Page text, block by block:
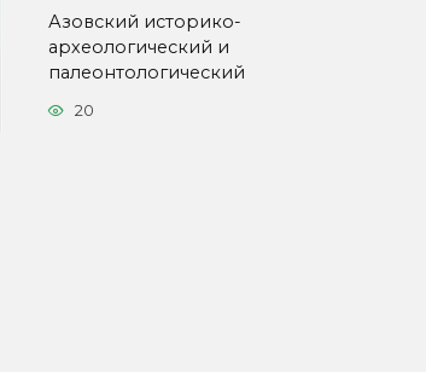
Азовский историко-
археологический и
палеонтологический
20